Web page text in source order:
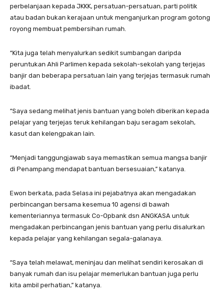
perbelanjaan kepada JKKK, persatuan-persatuan, parti politik
atau badan bukan kerajaan untuk menganjurkan program gotong
royong membuat pembersihan rumah.
“Kita juga telah menyalurkan sedikit sumbangan daripda
peruntukan Ahli Parlimen kepada sekolah-sekolah yang terjejas
banjir dan beberapa persatuan lain yang terjejas termasuk rumah
ibadat.
“Saya sedang melihat jenis bantuan yang boleh diberikan kepada
pelajar yang terjejas teruk kehilangan baju seragam sekolah,
kasut dan kelengpakan lain.
“Menjadi tanggungjawab saya memastikan semua mangsa banjir
di Penampang mendapat bantuan bersesuaian,” katanya.
Ewon berkata, pada Selasa ini pejabatnya akan mengadakan
perbincangan bersama kesemua 10 agensi di bawah
kementeriannya termasuk Co-Opbank dsn ANGKASA untuk
mengadakan perbincangan jenis bantuan yang perlu disalurkan
kepada pelajar yang kehilangan segala-galanaya.
“Saya telah melawat, meninjau dan melihat sendiri kerosakan di
banyak rumah dan isu pelajar memerlukan bantuan juga perlu
kita ambil perhatian,” katanya.